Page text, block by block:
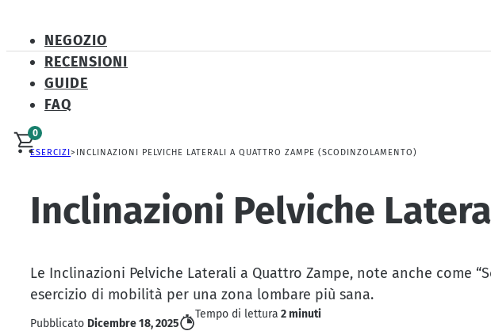
NEGOZIO
RECENSIONI
GUIDE
FAQ
0
ESERCIZI INCLINAZIONI PELVICHE LATERALI A QUATTRO ZAMPE (SCODINZOLAMENTO)
Inclinazioni Pelviche
Le Inclinazioni Pelviche Laterali a Quattro Zampe, note anche come
esercizio di mobilità per una zona lombare più sana.
Pubblicato Dicembre 18, 2025
Tempo di lettura 2 minuti